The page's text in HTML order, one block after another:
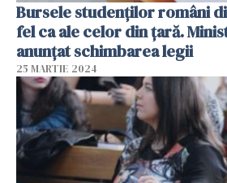
Bursele studenților români
fel ca ale celor din țară.
anunțat schimbarea legii
25 MARTIE 2024